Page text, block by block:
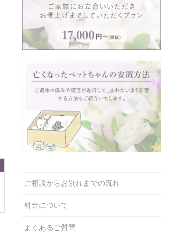
ご相談からお別れまでの流れ
料金について
よくあるご質問